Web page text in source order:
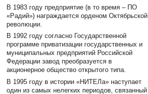
В 1983 году предприятие (в то время – ПО
«Радий») награждается орденом Октябрьской
революции.
В 1992 году согласно Государственной
программе приватизации государственных и
муниципальных предприятий Российской
Федерации завод преобразуется в
акционерное общество открытого типа.
В 1995 году в истории «НИТЕЛа» наступает
один из самых нелегких периодов, связанный